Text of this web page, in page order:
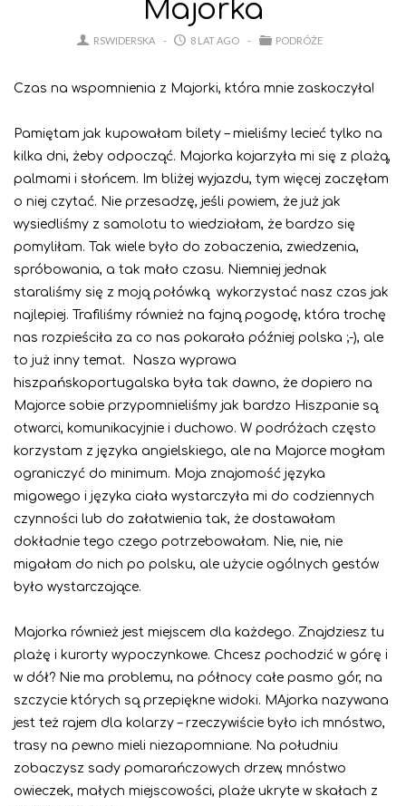
Majorka
RSWIDERSKA 8 LAT AGO PODRÓŻE
Czas na wspomnienia z Majorki, która mnie zaskoczyła!
Pamiętam jak kupowałam bilety – mieliśmy lecieć tylko na
kilka dni, żeby odpocząć. Majorka kojarzyła mi się z plażą,
palmami i słońcem. Im bliżej wyjazdu, tym więcej zaczęłam
o niej czytać. Nie przesadzę, jeśli powiem, że już jak
wysiedliśmy z samolotu to wiedziałam, że bardzo się
pomyliłam. Tak wiele było do zobaczenia, zwiedzenia,
spróbowania, a tak mało czasu. Niemniej jednak
staraliśmy się z moją połówką wykorzystać nasz czas jak
najlepiej. Trafiliśmy również na fajną pogodę, która trochę
nas rozpieściła za co nas pokarała później polska ;-), ale
to już inny temat. Nasza wyprawa
hiszpańskoportugalska była tak dawno, że dopiero na
Majorce sobie przypomnieliśmy jak bardzo Hiszpanie są
otwarci, komunikacyjnie i duchowo. W podróżach często
korzystam z języka angielskiego, ale na Majorce mogłam
ograniczyć do minimum. Moja znajomość języka
migowego i języka ciała wystarczyła mi do codziennych
czynności lub do załatwienia tak, że dostawałam
dokładnie tego czego potrzebowałam. Nie, nie, nie
migałam do nich po polsku, ale użycie ogólnych gestów
było wystarczające.
Majorka również jest miejscem dla każdego. Znajdziesz tu
plażę i kurorty wypoczynkowe. Chcesz pochodzić w górę i
w dół? Nie ma problemu, na północy całe pasmo gór, na
szczycie których są przepiękne widoki. MAjorka nazywana
jest też rajem dla kolarzy – rzeczywiście było ich mnóstwo,
trasy na pewno mieli niezapomniane. Na południu
zobaczysz sady pomarańczowych drzew, mnóstwo
owieczek, małych miejscowości, plaże ukryte w skałach z